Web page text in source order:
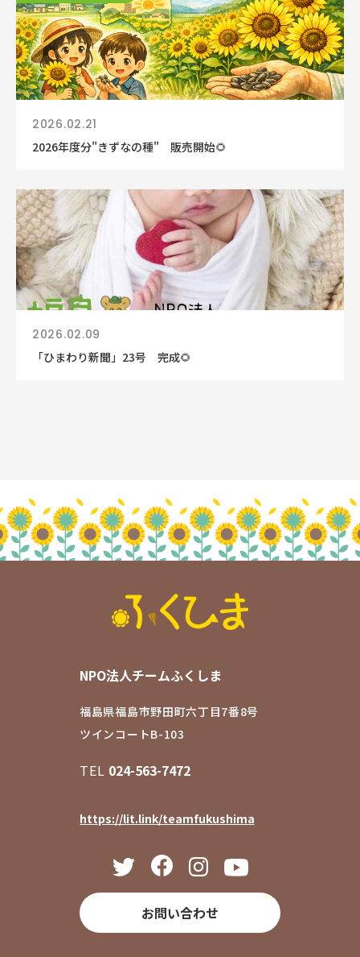
2026.02.21
2026年度分"きずなの種" 販売開始🌻
2026.02.09
「ひまわり新聞」23号 完成🌻
NPO法人チームふくしま
福島県福島市野田町六丁目7番8号
ツインコートB-103
TEL 024-563-7472
https://lit.link/teamfukushima
お問い合わせ